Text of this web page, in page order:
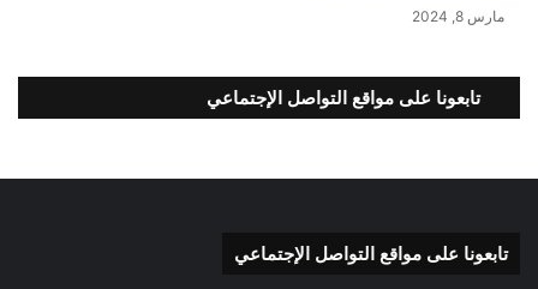
مارس 8, 2024
تابعونا على مواقع التواصل الإجتماعي
تابعونا على مواقع التواصل الإجتماعي